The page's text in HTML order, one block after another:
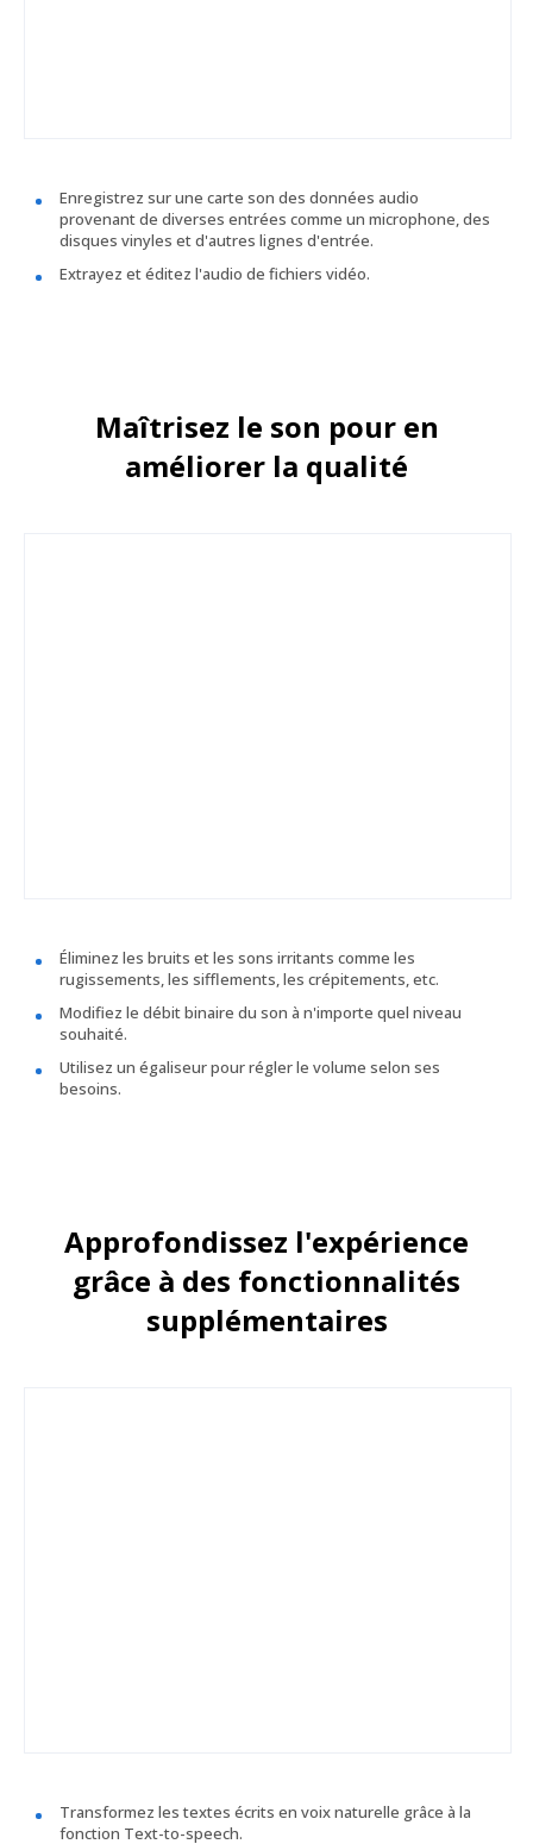
Enregistrez sur une carte son des données audio
provenant de diverses entrées comme un microphone, des
disques vinyles et d'autres lignes d'entrée.
Extrayez et éditez l'audio de fichiers vidéo.
Maîtrisez le son pour en
améliorer la qualité
Éliminez les bruits et les sons irritants comme les
rugissements, les sifflements, les crépitements, etc.
Modifiez le débit binaire du son à n'importe quel niveau
souhaité.
Utilisez un égaliseur pour régler le volume selon ses
besoins.
Approfondissez l'expérience
grâce à des fonctionnalités
supplémentaires
Transformez les textes écrits en voix naturelle grâce à la
fonction Text-to-speech.